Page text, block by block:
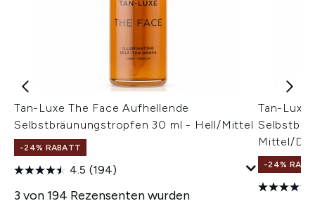
Tan-Luxe The Face Aufhellende
Selbstbräunungstropfen 30 ml - Hell/Mittel
-24% RABATT
4.5 (194)
3 von 194 Rezensenten wurden
Tan-Luxe
Mittel/
-24%